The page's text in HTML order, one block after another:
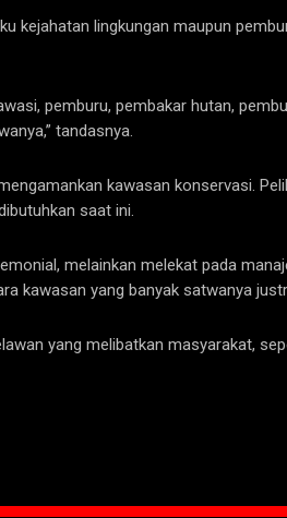
kejahatan lingkungan maupun
pemburu, pembakar hutan,
tandasnya.
kawasan konservasi.
saat ini.
melainkan melekat pada
kawasan yang banyak satwanya
yang melibatkan masyarakat,